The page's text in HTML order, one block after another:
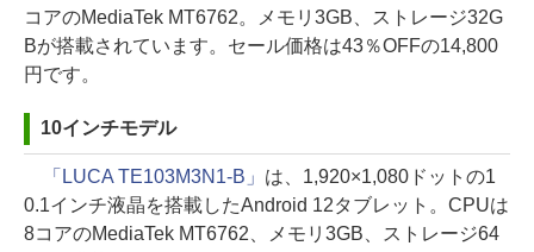
コアのMediaTek MT6762。メモリ3GB、ストレージ32G
Bが搭載されています。セール価格は43％OFFの14,800
円です。
10インチモデル
「LUCA TE103M3N1-B」 は、1,920×1,080ドットの1
0.1インチ液晶を搭載したAndroid 12タブレット。CPUは
8コアのMediaTek MT6762、メモリ3GB、ストレージ64